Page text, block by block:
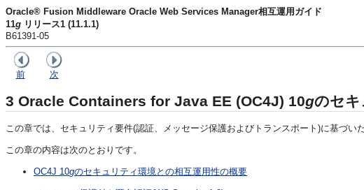
Oracle® Fusion Middleware Oracle Web Services Manager相互運用ガイド
11g リリース1 (11.1.1)
B61391-05
前 次
3 Oracle Containers for Java EE (OC4J) 10gのセキ
この章では、セキュリティ要件(認証、メッセージ保護およびトランスポート)に基づ
この章の内容は次のとおりです。
OC4J 10gのセキュリティ環境との相互運用性の概要